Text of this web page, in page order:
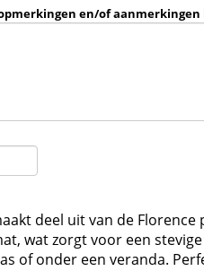
en/of aanmerkingen
deel uit van de
wat zorgt voor een
of onder een veranda.